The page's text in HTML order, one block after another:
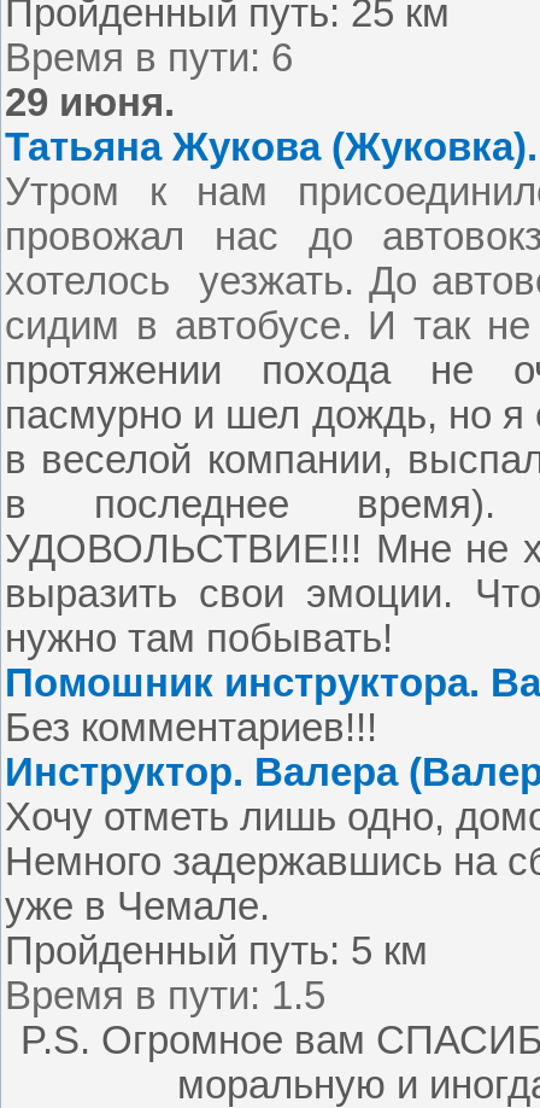
Пройденный путь: 25 км
Время в пути: 6
29 июня.
Татьяна Жукова (Жуковка).
Утром к нам
провожал нас до
хотелось
уезжать. До
сидим в автобусе. И так
протяжении похода не
пасмурно и шел дождь, но я
в веселой компании,
в последнее
УДОВОЛЬСТВИЕ!!! Мне не
выразить свои эмоции.
нужно там побывать!
Помошник инструктора.
Без комментариев!!!
Инструктор. Валера
Хочу отметь лишь одно,
Немного задержавшись на
уже в Чемале.
Пройденный путь: 5 км
Время в пути: 1.5
P.S. Огромное вам
моральную и